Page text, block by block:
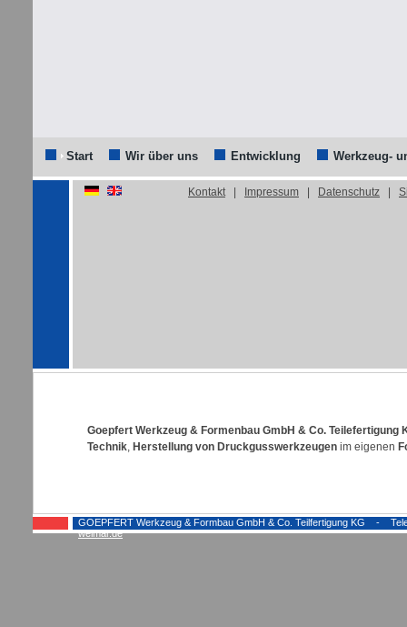
Start Wir über uns Entwicklung Werkzeug-
Kontakt| Impressum Datenschutz
Goepfert Werkzeug & Formenbau GmbH & Co. Teilefertigung
Technik, Herstellung von Druckgusswerkzeugen im eigenen
GOEPFERT Werkzeug & Formbau GmbH & Co. Teilfertigung KG -
weimar.de